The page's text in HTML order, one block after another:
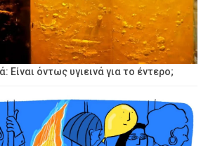
Είναι όντως υγιεινά για το έντερο;